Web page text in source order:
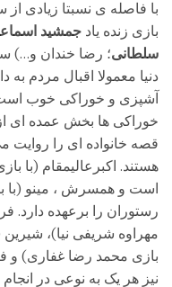
با فاصله ی نسبتا زیادی
بازی زنده یاد جمشید
سلطانی؛ رضا خندان و…)
دنیا معمولا اقبال مردم به
آشپزی و خوراکی خوب
خوراکی ها بخش عمده ای
قصه خانواده ای را
هستند. اکبرعالیمقام (با
است و همسرش ، مینو (با
رستوران را برعهده دارد.
مهراوه شریفی نیا)، شیرین
بازی محمد رضا غفاری) و
نیز هر یک به نوعی در